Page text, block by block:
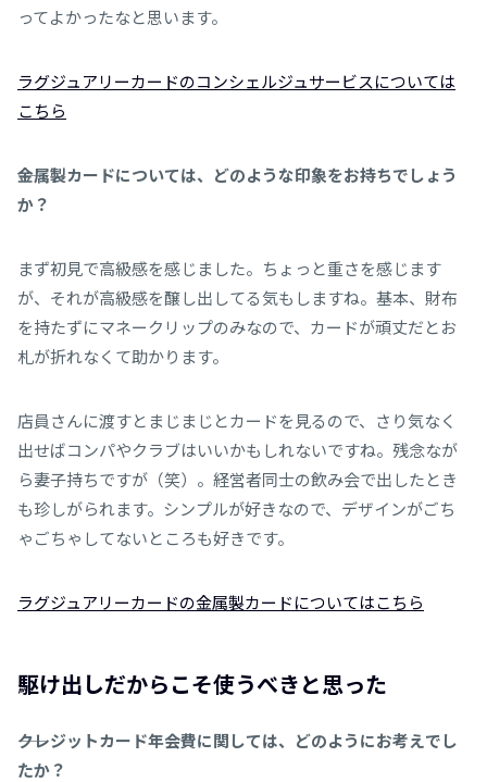
ってよかったなと思います。
ラグジュアリーカードのコンシェルジュサービスについては
こちら
――金属製カードについては、どのような印象をお持ちでしょう
か？
まず初見で高級感を感じました。ちょっと重さを感じます
が、それが高級感を醸し出してる気もしますね。基本、財布
を持たずにマネークリップのみなので、カードが頑丈だとお
札が折れなくて助かります。
店員さんに渡すとまじまじとカードを見るので、さり気なく
出せばコンパやクラブはいいかもしれないですね。残念なが
ら妻子持ちですが（笑）。経営者同士の飲み会で出したとき
も珍しがられます。シンプルが好きなので、デザインがごち
ゃごちゃしてないところも好きです。
ラグジュアリーカードの金属製カードについてはこちら
駆け出しだからこそ使うべきと思った
――クレジットカード年会費に関しては、どのようにお考えでし
たか？